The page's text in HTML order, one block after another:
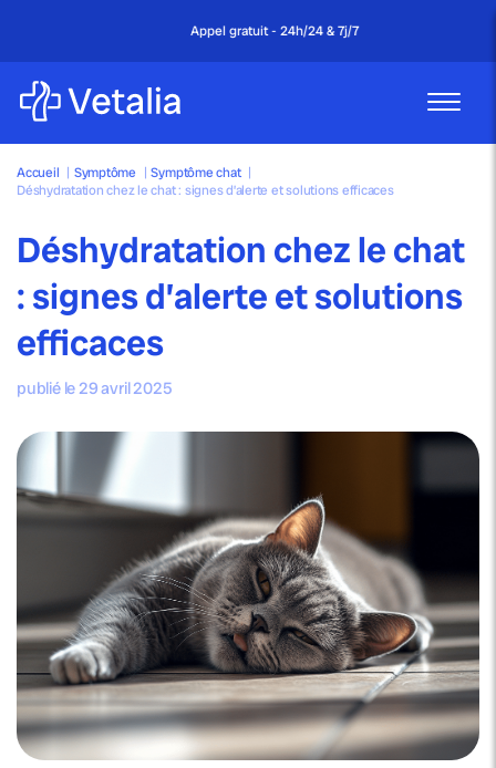
Appel gratuit - 24h/24 & 7j/7
Accueil | Symptôme | Symptôme chat |
Déshydratation chez le chat : signes d’alerte et solutions efficaces
Déshydratation chez le chat
: signes d’alerte et solutions
efficaces
publié le 29 avril 2025